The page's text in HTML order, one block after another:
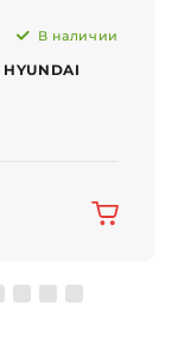
В наличии